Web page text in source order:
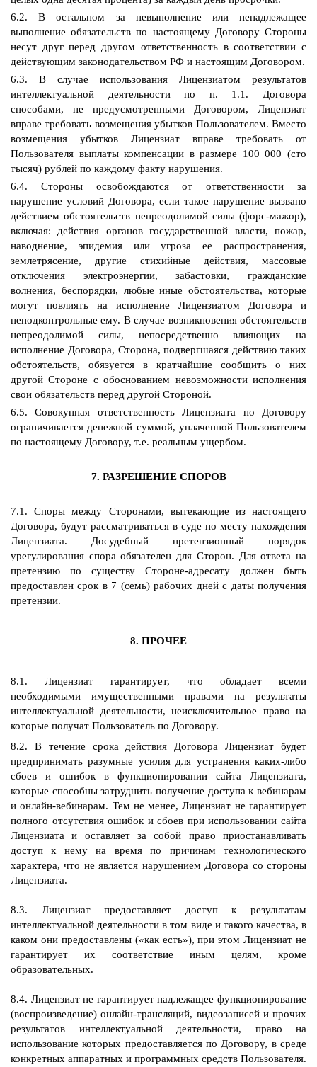
6.2. В остальном за невыполнение или ненадлежащее
выполнение обязательств по настоящему Договору Стороны
несут друг перед другом ответственность в соответствии с
действующим законодательством РФ и настоящим Договором.
6.3. В случае использования Лицензиатом результатов
интеллектуальной деятельности по п. 1.1. Договора
способами, не предусмотренными Договором, Лицензиат
вправе требовать возмещения убытков Пользователем. Вместо
возмещения убытков Лицензиат вправе требовать от
Пользователя выплаты компенсации в размере 100 000 (сто
тысяч) рублей по каждому факту нарушения.
6.4. Стороны освобождаются от ответственности за
нарушение условий Договора, если такое нарушение вызвано
действием обстоятельств непреодолимой силы (форс-мажор),
включая: действия органов государственной власти, пожар,
наводнение, эпидемия или угроза ее распространения,
землетрясение, другие стихийные действия, массовые
отключения электроэнергии, забастовки, гражданские
волнения, беспорядки, любые иные обстоятельства, которые
могут повлиять на исполнение Лицензиатом Договора и
неподконтрольные ему. В случае возникновения обстоятельств
непреодолимой силы, непосредственно влияющих на
исполнение Договора, Сторона, подвергшаяся действию таких
обстоятельств, обязуется в кратчайшие сообщить о них
другой Стороне с обоснованием невозможности исполнения
свои обязательств перед другой Стороной.
6.5. Совокупная ответственность Лицензиата по Договору
ограничивается денежной суммой, уплаченной Пользователем
по настоящему Договору, т.е. реальным ущербом.
7. РАЗРЕШЕНИЕ СПОРОВ
7.1. Споры между Сторонами, вытекающие из настоящего
Договора, будут рассматриваться в суде по месту нахождения
Лицензиата. Досудебный претензионный порядок
урегулирования спора обязателен для Сторон. Для ответа на
претензию по существу Стороне-адресату должен быть
предоставлен срок в 7 (семь) рабочих дней с даты получения
претензии.
8. ПРОЧЕЕ
8.1. Лицензиат гарантирует, что обладает всеми
необходимыми имущественными правами на результаты
интеллектуальной деятельности, неисключительное право на
которые получат Пользователь по Договору.
8.2. В течение срока действия Договора Лицензиат будет
предпринимать разумные усилия для устранения каких-либо
сбоев и ошибок в функционировании сайта Лицензиата,
которые способны затруднить получение доступа к вебинарам
и онлайн-вебинарам. Тем не менее, Лицензиат не гарантирует
полного отсутствия ошибок и сбоев при использовании сайта
Лицензиата и оставляет за собой право приостанавливать
доступ к нему на время по причинам технологического
характера, что не является нарушением Договора со стороны
Лицензиата.
8.3. Лицензиат предоставляет доступ к результатам
интеллектуальной деятельности в том виде и такого качества, в
каком они предоставлены («как есть»), при этом Лицензиат не
гарантирует их соответствие иным целям, кроме
образовательных.
8.4. Лицензиат не гарантирует надлежащее функционирование
(воспроизведение) онлайн-трансляций, видеозаписей и прочих
результатов интеллектуальной деятельности, право на
использование которых предоставляется по Договору, в среде
конкретных аппаратных и программных средств Пользователя.